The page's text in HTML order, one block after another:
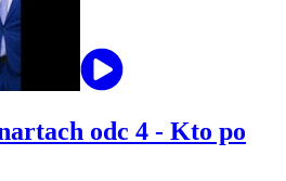
odc 4 - Kto po